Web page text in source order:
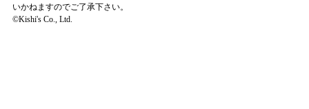
いかねますのでご了承下さい。
©Kishi's Co., Ltd.